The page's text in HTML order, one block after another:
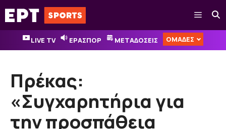
Μετάβαση
σε
περιεχόμενο
Μενού
LIVE TV ΕΡΑΣΠΟΡ ΜΕΤΑΔΟΣΕΙΣ ΟΜΑΔΕΣ
Πρέκας:
«Συγχαρητήρια για
την προσπάθεια